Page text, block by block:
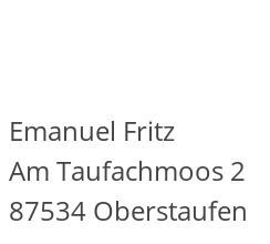
Emanuel Fritz
Am Taufachmoos 2
87534 Oberstaufen